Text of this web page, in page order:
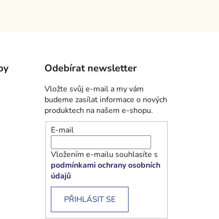
Odebírat newsletter
Vložte svůj e-mail a my vám
budeme zasílat informace o nových
produktech na našem e-shopu.
E-mail
Vložením e-mailu souhlasíte s
podmínkami ochrany osobních
údajů
PŘIHLÁSIT SE